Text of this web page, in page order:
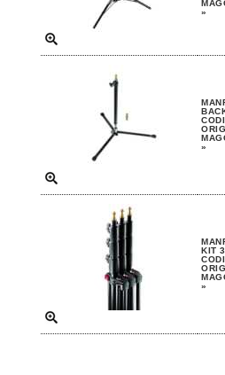
»
»
KIT
»